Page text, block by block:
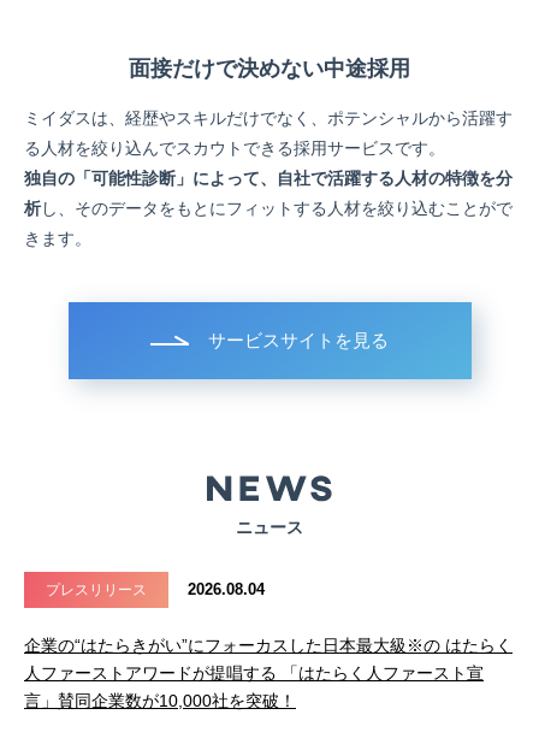
面接だけで決めない中途採用
ミイダスは、経歴やスキルだけでなく、ポテンシャルから活躍す
る人材を絞り込んでスカウトできる採用サービスです。
独自の「可能性診断」によって、自社で活躍する人材の特徴を分
析し、そのデータをもとにフィットする人材を絞り込むことがで
きます。
サービスサイトを見る
ニュース
プレスリリース 2026.08.04
企業の“はたらきがい”にフォーカスした日本最大級※の はたらく
人ファーストアワードが提唱する 「はたらく人ファースト宣
言」賛同企業数が10,000社を突破！